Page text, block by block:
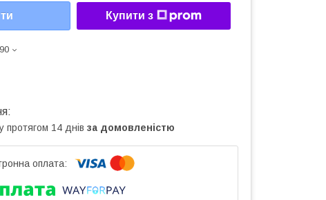
Купити з
протягом 14 днів за домовленістю